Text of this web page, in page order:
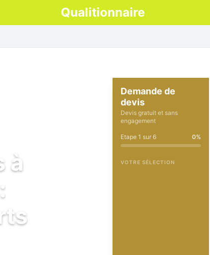
Qualitionnaire
à
Demande de
devis
Devis gratuit et sans
engagement
Etape 1 sur 6 0%
VOTRE SÉLECTION